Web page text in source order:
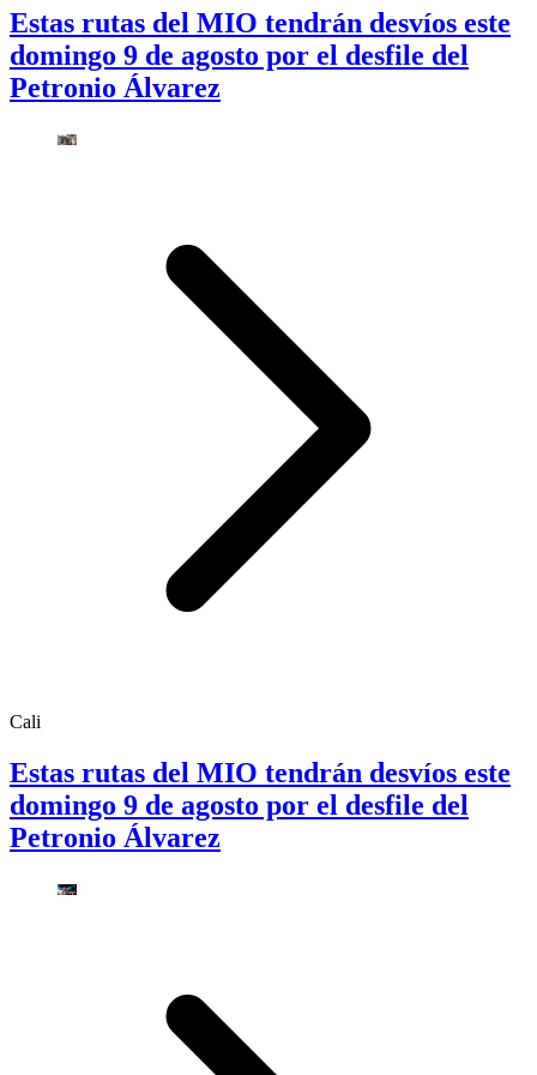
Estas rutas del MIO tendrán desvíos este
domingo 9 de agosto por el desfile del
Petronio Álvarez
Cali
Estas rutas del MIO tendrán desvíos este
domingo 9 de agosto por el desfile del
Petronio Álvarez